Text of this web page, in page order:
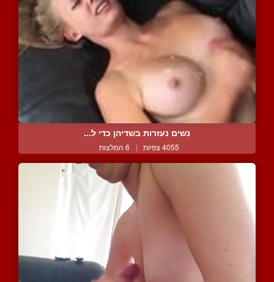
נשים נעזרות בשדיהן כדי ל...
4055 צפיות | 6 המלצות